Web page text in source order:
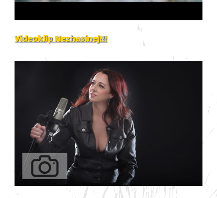
Videoklip Nezhasínej!!!